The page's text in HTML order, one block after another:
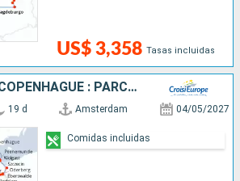
US$ 3,358 Tasas incluidas
D'AMSTERDAM À COPENHAGUE : PARCOUREZ LES CANAUX DU NORD EN CROISIÈRE, L'ELBE, LA HAVEL, L'ODER ET LA MER BALTIQUE
19 d Amsterdam 04/05/2027
Comidas incluidas